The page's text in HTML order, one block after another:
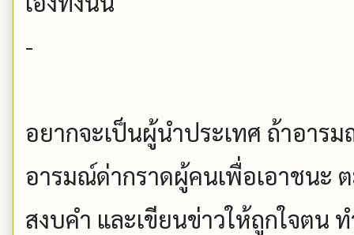
-
อยากจะเป็นผู้นำประเทศ ถ้าอาร
อารมณ์ด่ากราดผู้คนเพื่อเอาชนะ
สงบคำ และเขียนข่าวให้ถูกใจตน